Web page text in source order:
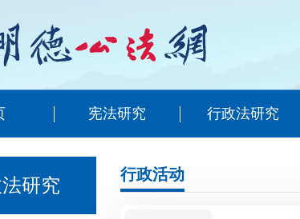
宪法研究 行政法研究
研究 行政活动